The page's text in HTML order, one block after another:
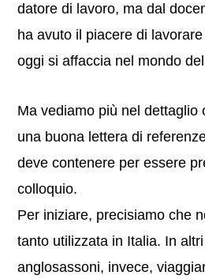
datore di lavoro, ma dal
ha avuto il piacere di
oggi si affaccia nel mondo
Ma vediamo più nel dettaglio
una buona lettera di
deve contenere per essere
colloquio.
Per iniziare, precisiamo che
tanto utilizzata in Italia. In
anglosassoni, invece,